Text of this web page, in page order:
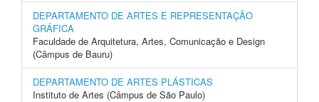
DEPARTAMENTO DE ARTES E REPRESENTAÇÃO
GRÁFICA
Faculdade de Arquitetura, Artes, Comunicação e Design
(Câmpus de Bauru)
DEPARTAMENTO DE ARTES PLÁSTICAS
Instituto de Artes (Câmpus de São Paulo)